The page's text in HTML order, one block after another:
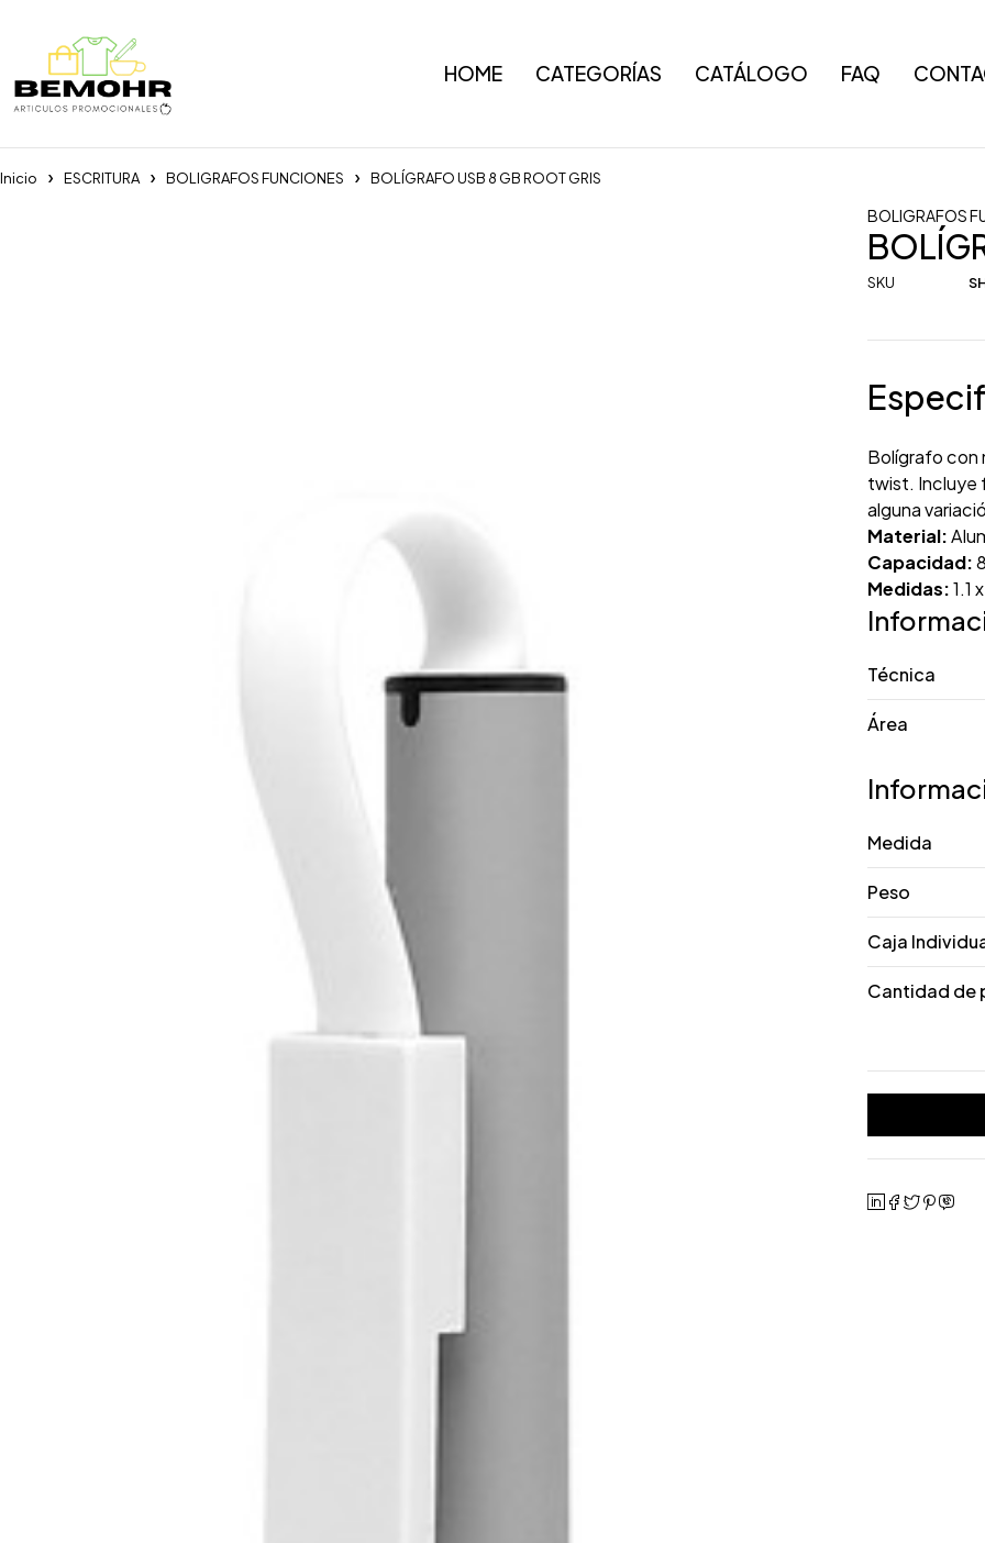
HOME CATEGORÍAS CATÁLOGO FAQ
Inicio ESCRITURA BOLIGRAFOS FUNCIONES BOLÍGRAFO USB 8 GB ROOT GRIS
BOLIGRAFOS
SKU
Bolígrafo con
twist. Incluye
alguna
Material:
Capacidad:
Medidas:1.1
Técnica
Área
Medida
Peso
Caja
Cantidad de